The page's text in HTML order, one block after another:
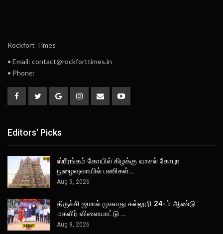
Rockfort Times
• Email: contact@rockforttimes.in
• Phone:
Editors' Picks
ஸ்ரீரங்கம் கோயில் கிழக்கு வாசல் கோபுர
நுழைவுவாயில் பணிகள்…
Aug 9, 2026
திருச்சி ஜமால் முகமது கல்லூரி 24-ம் ஆண்டு
மகளிர் விளையாட்டு …
Aug 8, 2026